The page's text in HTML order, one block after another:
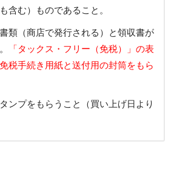
含む）ものであること。
類（商店で発行される）と領収書が
「タックス・フリー（免税）」の表
税手続き用紙と送付用の封筒をもら
ンプをもらうこと（買い上げ日より